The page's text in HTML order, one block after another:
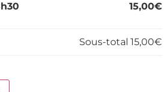
15,00€
Sous-total 15,00€